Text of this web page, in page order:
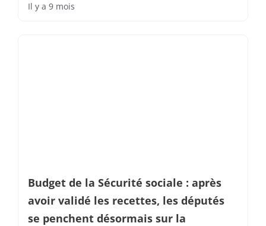
Il y a 9 mois
Budget de la Sécurité sociale : après
avoir validé les recettes, les députés
se penchent désormais sur la